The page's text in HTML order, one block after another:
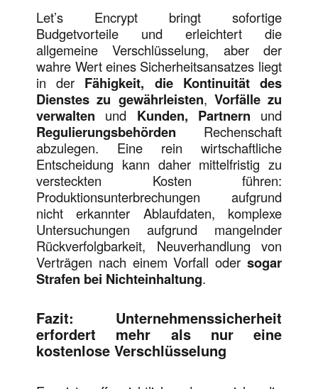
Let’s Encrypt bringt sofortige
Budgetvorteile und erleichtert die
allgemeine Verschlüsselung, aber der
wahre Wert eines Sicherheitsansatzes liegt
in der Fähigkeit, die Kontinuität des
Dienstes zu gewährleisten, Vorfälle zu
verwalten und Kunden, Partnern und
Regulierungsbehörden Rechenschaft
abzulegen. Eine rein wirtschaftliche
Entscheidung kann daher mittelfristig zu
versteckten Kosten führen:
Produktionsunterbrechungen aufgrund
nicht erkannter Ablaufdaten, komplexe
Untersuchungen aufgrund mangelnder
Rückverfolgbarkeit, Neuverhandlung von
Verträgen nach einem Vorfall oder sogar
Strafen bei Nichteinhaltung.
Fazit: Unternehmenssicherheit
erfordert mehr als nur eine
kostenlose Verschlüsselung